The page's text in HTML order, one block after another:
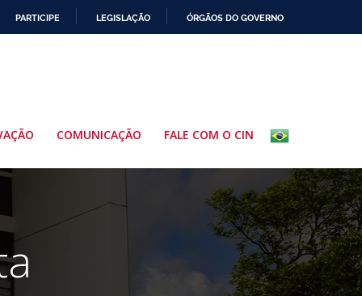
PARTICIPE LEGISLAÇÃO ÓRGÃOS DO GOVERNO
COMUNICAÇÃO FALE COM O CIN